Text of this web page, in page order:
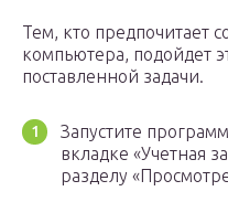
Тем, кто предпочитает
компьютера, подойдет
поставленной задачи.
Запустите
вкладке «Учетная
разделу